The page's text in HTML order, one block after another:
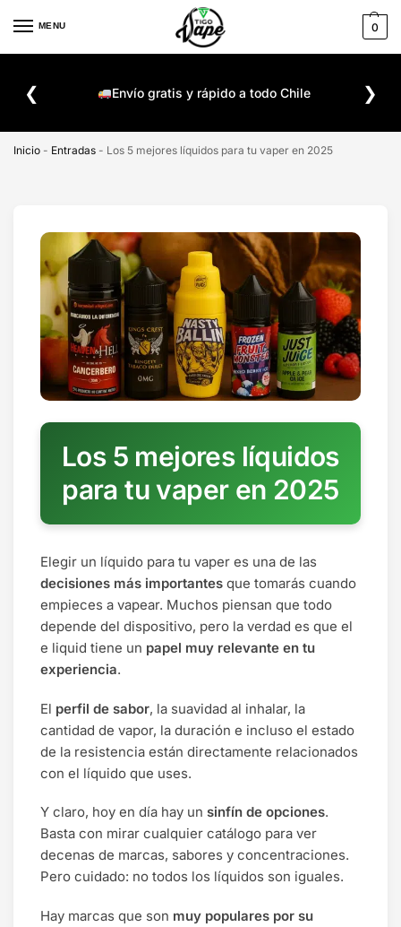
MENU 0
❮ Envío gratis y rápido a todo Chile ❯
Inicio - Entradas - Los 5 mejores líquidos para tu vaper en 2025
Los 5 mejores líquidos
para tu vaper en 2025
Elegir un líquido para tu vaper es una de las
decisiones más importantes que tomarás cuando
empieces a vapear. Muchos piensan que todo
depende del dispositivo, pero la verdad es que el
e liquid tiene un papel muy relevante en tu
experiencia.
El perfil de sabor, la suavidad al inhalar, la
cantidad de vapor, la duración e incluso el estado
de la resistencia están directamente relacionados
con el líquido que uses.
Y claro, hoy en día hay un sinfín de opciones.
Basta con mirar cualquier catálogo para ver
decenas de marcas, sabores y concentraciones.
Pero cuidado: no todos los líquidos son iguales.
Hay marcas que son muy populares por su